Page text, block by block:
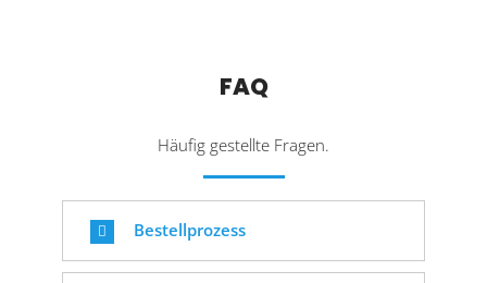
FAQ
Häufig gestellte Fragen.
Bestellprozess